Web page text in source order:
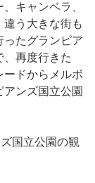
キャンベラ、
違う大きな街も
ったグランピア
、再度行きた
ードからメルボ
ンズ国立公園
国立公園の観